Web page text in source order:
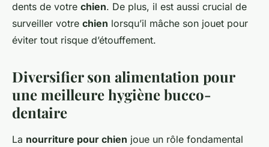
dents de votre chien. De plus, il est aussi crucial de
surveiller votre chien lorsqu’il mâche son jouet pour
éviter tout risque d’étouffement.
Diversifier son alimentation pour
une meilleure hygiène bucco-
dentaire
La nourriture pour chien joue un rôle fondamental